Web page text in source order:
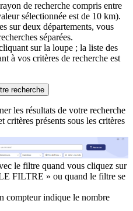
de recherche compris entre
sélectionnée est de 10 km).
sur deux départements, vous
séparées.
sur la loupe ; la liste des
à vos critères de recherche est
recherche
les résultats de votre recherche
critères présents sous les critères
le filtre quand vous cliquez sur
FILTRE » ou quand le filtre se
compteur indique le nombre